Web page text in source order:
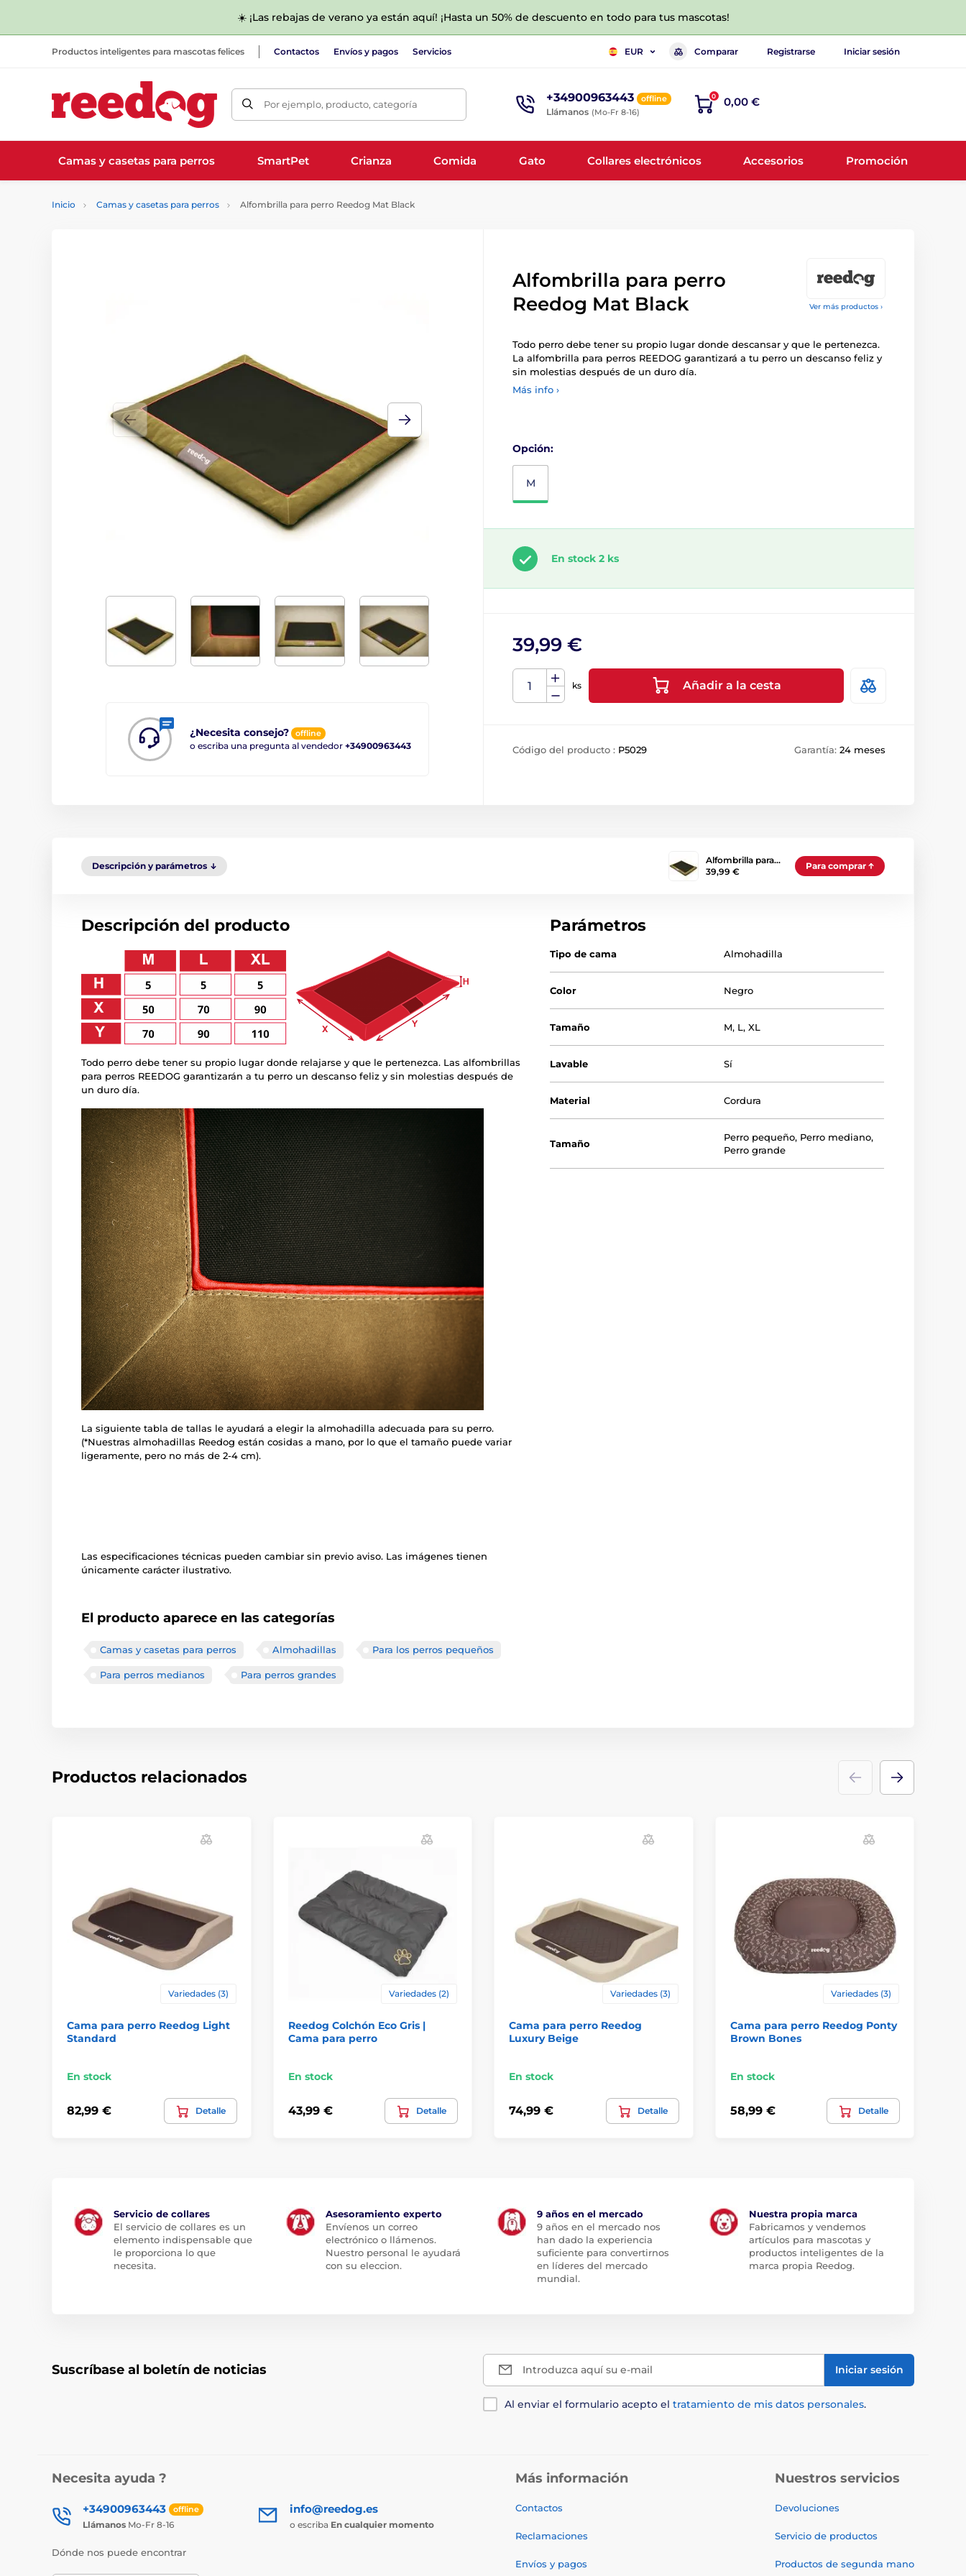
☀️ ¡Las rebajas de verano ya están aquí! ¡Hasta un 50% de descuento en todo para tus mascotas!
Productos inteligentes para mascotas felices Contactos Envíos y pagos Servicios EUR Comparar Registrarse Iniciar sesión
Por ejemplo, producto, categoría +34900963443 offline
Llámanos (Mo-Fr 8-16)
0 0,00 €
Camas y casetas para perros SmartPet Crianza Comida Gato Collares electrónicos Accesorios Promoción
Inicio Camas y casetas para perros Alfombrilla para perro Reedog Mat Black
Ver más productos ›
¿Necesita consejo? offline
o escriba una pregunta al vendedor +34900963443
Alfombrilla para perro
Reedog Mat Black
Todo perro debe tener su propio lugar donde descansar y que le pertenezca.
La alfombrilla para perros REEDOG garantizará a tu perro un descanso feliz y
sin molestias después de un duro día.
Más info ›
Opción:
M
En stock 2 ks
39,99 €
ks Añadir a la cesta
Código del producto : P5029 Garantía: 24 meses
Descripción y parámetros
Alfombrilla para…
39,99 €
Para comprar
Descripción del producto
Todo perro debe tener su propio lugar donde relajarse y que le pertenezca. Las alfombrillas
para perros REEDOG garantizarán a tu perro un descanso feliz y sin molestias después de
un duro día.
La siguiente tabla de tallas le ayudará a elegir la almohadilla adecuada para su perro.
(*Nuestras almohadillas Reedog están cosidas a mano, por lo que el tamaño puede variar
ligeramente, pero no más de 2-4 cm).
Las especificaciones técnicas pueden cambiar sin previo aviso. Las imágenes tienen
únicamente carácter ilustrativo.
El producto aparece en las categorías
Camas y casetas para perros Almohadillas Para los perros pequeños
Para perros medianos Para perros grandes
Parámetros
Tipo de cama Almohadilla
Color Negro
Tamaño M, L,XL
Lavable Sí
Material Cordura
Tamaño
Perro pequeño, Perro mediano,
Perro grande
Productos relacionados
Variedades (3)
Cama para perro Reedog Light
Standard
En stock
82,99 € Detalle
Variedades (2)
Reedog Colchón Eco Gris |
Cama para perro
En stock
43,99 € Detalle
Variedades (3)
Cama para perro Reedog
Luxury Beige
En stock
74,99 € Detalle
Variedades (3)
Cama para perro Reedog Ponty
Brown Bones
En stock
58,99 € Detalle
Servicio de collares
El servicio de collares es un
elemento indispensable que
le proporciona lo que
necesita.
Asesoramiento experto
Envíenos un correo
electrónico o llámenos.
Nuestro personal le ayudará
con su eleccion.
9 años en el mercado
9 años en el mercado nos
han dado la experiencia
suficiente para convertirnos
en líderes del mercado
mundial.
Nuestra propia marca
Fabricamos y vendemos
artículos para mascotas y
productos inteligentes de la
marca propia Reedog.
Suscríbase al boletín de noticias Introduzca aquí su e-mail Iniciar sesión
Al enviar el formulario acepto el tratamiento de mis datos personales.
Necesita ayuda ?
+34900963443 offline
Llámanos Mo-Fr 8-16
info@reedog.es
o escriba En cualquier momento
Dónde nos puede encontrar
Más información
Contactos
Reclamaciones
Envíos y pagos
Nuestros servicios
Devoluciones
Servicio de productos
Productos de segunda mano